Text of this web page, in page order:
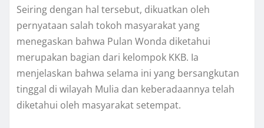
Seiring dengan hal tersebut, dikuatkan oleh
pernyataan salah tokoh masyarakat yang
menegaskan bahwa Pulan Wonda diketahui
merupakan bagian dari kelompok KKB. Ia
menjelaskan bahwa selama ini yang bersangkutan
tinggal di wilayah Mulia dan keberadaannya telah
diketahui oleh masyarakat setempat.